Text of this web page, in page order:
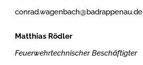
conrad.wagenbach@badrappenau.de
Matthias Rödler
Feuerwehrtechnischer Beschäftigter